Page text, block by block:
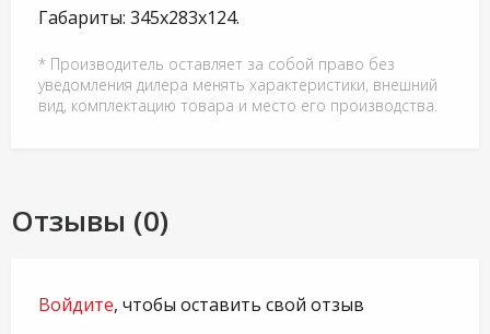
Габариты: 345x283x124.
* Производитель оставляет за собой право без
уведомления дилера менять характеристики, внешний
вид, комплектацию товара и место его производства.
Отзывы (0)
Войдите, чтобы оставить свой отзыв